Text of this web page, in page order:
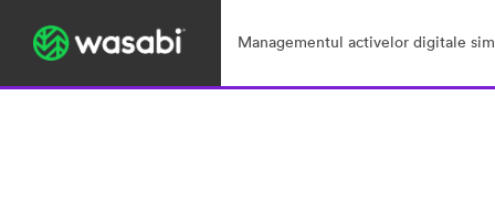
Managementul activelor digitale